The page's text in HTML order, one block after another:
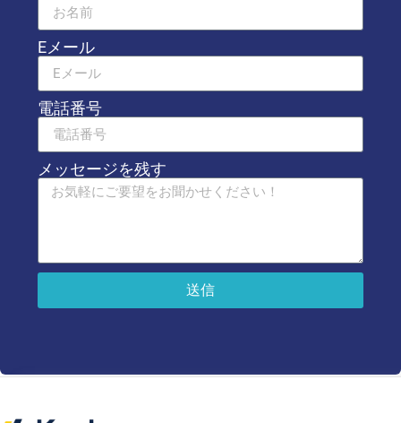
Eメール
電話番号
メッセージを残す
送信